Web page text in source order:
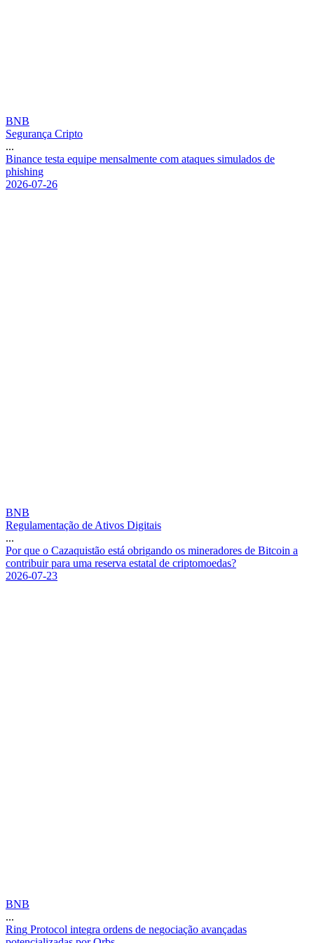
BNB
Segurança Cripto
...
Binance testa equipe mensalmente com ataques simulados de
phishing
2026-07-26
BNB
Regulamentação de Ativos Digitais
...
Por que o Cazaquistão está obrigando os mineradores de Bitcoin a
contribuir para uma reserva estatal de criptomoedas?
2026-07-23
BNB
...
Ring Protocol integra ordens de negociação avançadas